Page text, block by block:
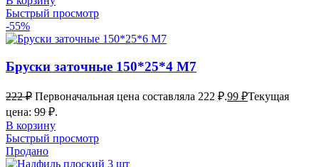
Быстрый просмотр
-55%
Бруски заточные 150*25*4 М7
222₽ Первоначальная цена составляла 222 ₽.99 ₽Текущая
цена: 99 ₽.
В корзину
Быстрый просмотр
Продано